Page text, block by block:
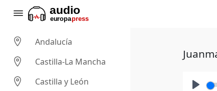
Andalucía
Castilla-La Mancha
Castilla y León